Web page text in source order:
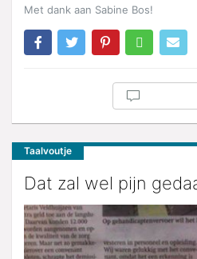
Met dank aan Sabine Bos!
Taalvoutje
Dat zal wel pijn